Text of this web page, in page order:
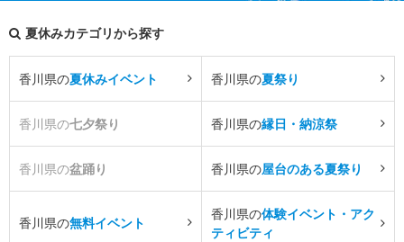
夏休みカテゴリから探す
香川県の夏休みイベント 香川県の夏祭り
香川県の七夕祭り 香川県の縁日・納涼祭
香川県の盆踊り 香川県の屋台のある夏祭り
香川県の無料イベント
香川県の体験イベント・アク
ティビティ